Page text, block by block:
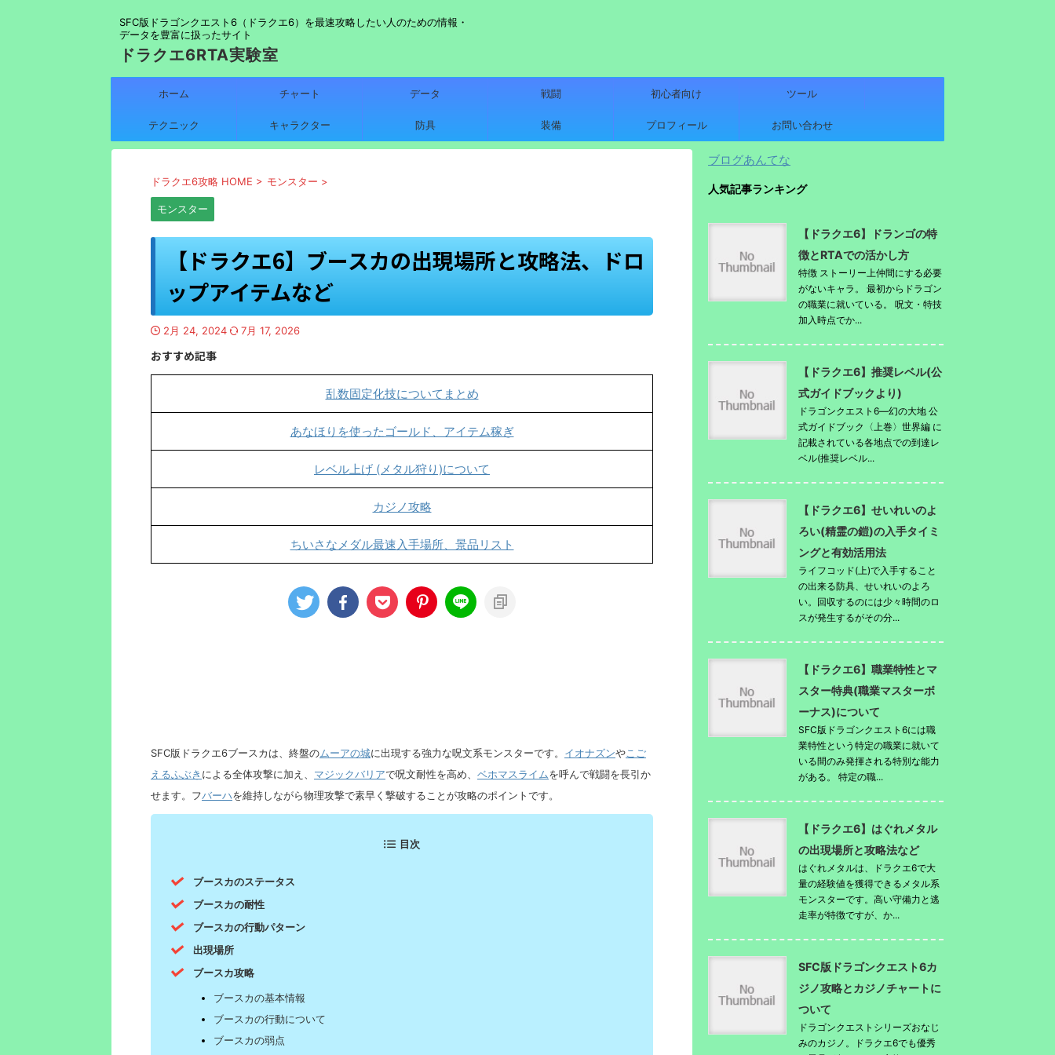
SFC版ドラゴンクエスト6（ドラクエ6）を最速攻略したい人のための情報・
データを豊富に扱ったサイト
ドラクエ6RTA実験室
ホーム チャート データ 戦闘 初心者向け ツール
テクニック キャラクター 防具 装備 プロフィール お問い合わせ
ドラクエ6攻略 HOME > モンスター >
モンスター
【ドラクエ6】ブースカの出現場所と攻略法、ドロ
ップアイテムなど
2月 24, 2024 7月 17, 2026
おすすめ記事
乱数固定化技についてまとめ
あなほりを使ったゴールド、アイテム稼ぎ
レベル上げ (メタル狩り)について
カジノ攻略
ちいさなメダル最速入手場所、景品リスト
SFC版ドラクエ6ブースカは、終盤のムーアの城に出現する強力な呪文系モンスターです。 イオナズンやこご
えるふぶき による全体攻撃に加え、 マジックバリアで呪文耐性を高め、 ベホマスライムを呼んで戦闘を長引か
せます。フバーハを維持しながら物理攻撃で素早く撃破することが攻略のポイントです。
目次
ブースカのステータス
ブースカの耐性
ブースカの行動パターン
出現場所
ブースカ攻略
ブースカの基本情報
ブースカの行動について
ブースカの弱点
ブログあんてな
人気記事ランキング
【ドラクエ6】ドランゴの特
徴とRTAでの活かし方
特徴 ストーリー上仲間にする必要
がないキャラ。 最初からドラゴン
の職業に就いている。 呪文・特技
加入時点でか...
【ドラクエ6】推奨レベル(公
式ガイドブックより)
ドラゴンクエスト6―幻の大地 公
式ガイドブック〈上巻〉世界編 に
記載されている各地点での到達レ
ベル(推奨レベル...
【ドラクエ6】せいれいのよ
ろい(精霊の鎧)の入手タイミ
ングと有効活用法
ライフコッド(上)で入手すること
の出来る防具、せいれいのよろ
い。回収するのには少々時間のロ
スが発生するがその分...
【ドラクエ6】職業特性とマ
スター特典(職業マスターボ
ーナス)について
SFC版ドラゴンクエスト6には職
業特性という特定の職業に就いて
いる間のみ発揮される特別な能力
がある。 特定の職...
【ドラクエ6】はぐれメタル
の出現場所と攻略法など
はぐれメタルは、ドラクエ6で大
量の経験値を獲得できるメタル系
モンスターです。高い守備力と逃
走率が特徴ですが、か...
SFC版ドラゴンクエスト6カ
ジノ攻略とカジノチャートに
ついて
ドラゴンクエストシリーズおなじ
みのカジノ。ドラクエ6でも優秀